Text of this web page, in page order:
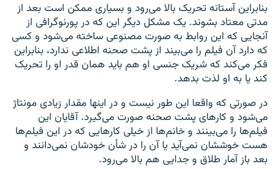
بنابراین آستانه تحریک بالا می‌رود و بسیاری ممکن است بعد از
مدتی معتاد بشوند. یک مشکل دیگر این که در پورنوگرافی از
آنجایی که این روابط به صورت مصنوعی ساخته می‌شود و کسی
که دارد آن فیلم را می‌بیند از پشت صحنه اطلاعی ندارد، بنابراین
فکر می‌کند که شریک جنسی او هم باید همان قدر او را تحریک
کند یا به او لذت بدهد.
در صورتی که واقعا این طور نیست و در اینها مقدار زیادی مونتاژ
می‌شود و کارهای پشت صحنه صورت می‌گیرد. آقایان این
فیلم‌ها را می‌بینند و خانم‌ها از خیلی کارهایی که در این فیلم‌ها
هست خوششان نمی‌آید یا آن را در شأن خودشان نمی‌دانند و
بعد باز آمار طلاق و جدایی هم بالا می‌رود.